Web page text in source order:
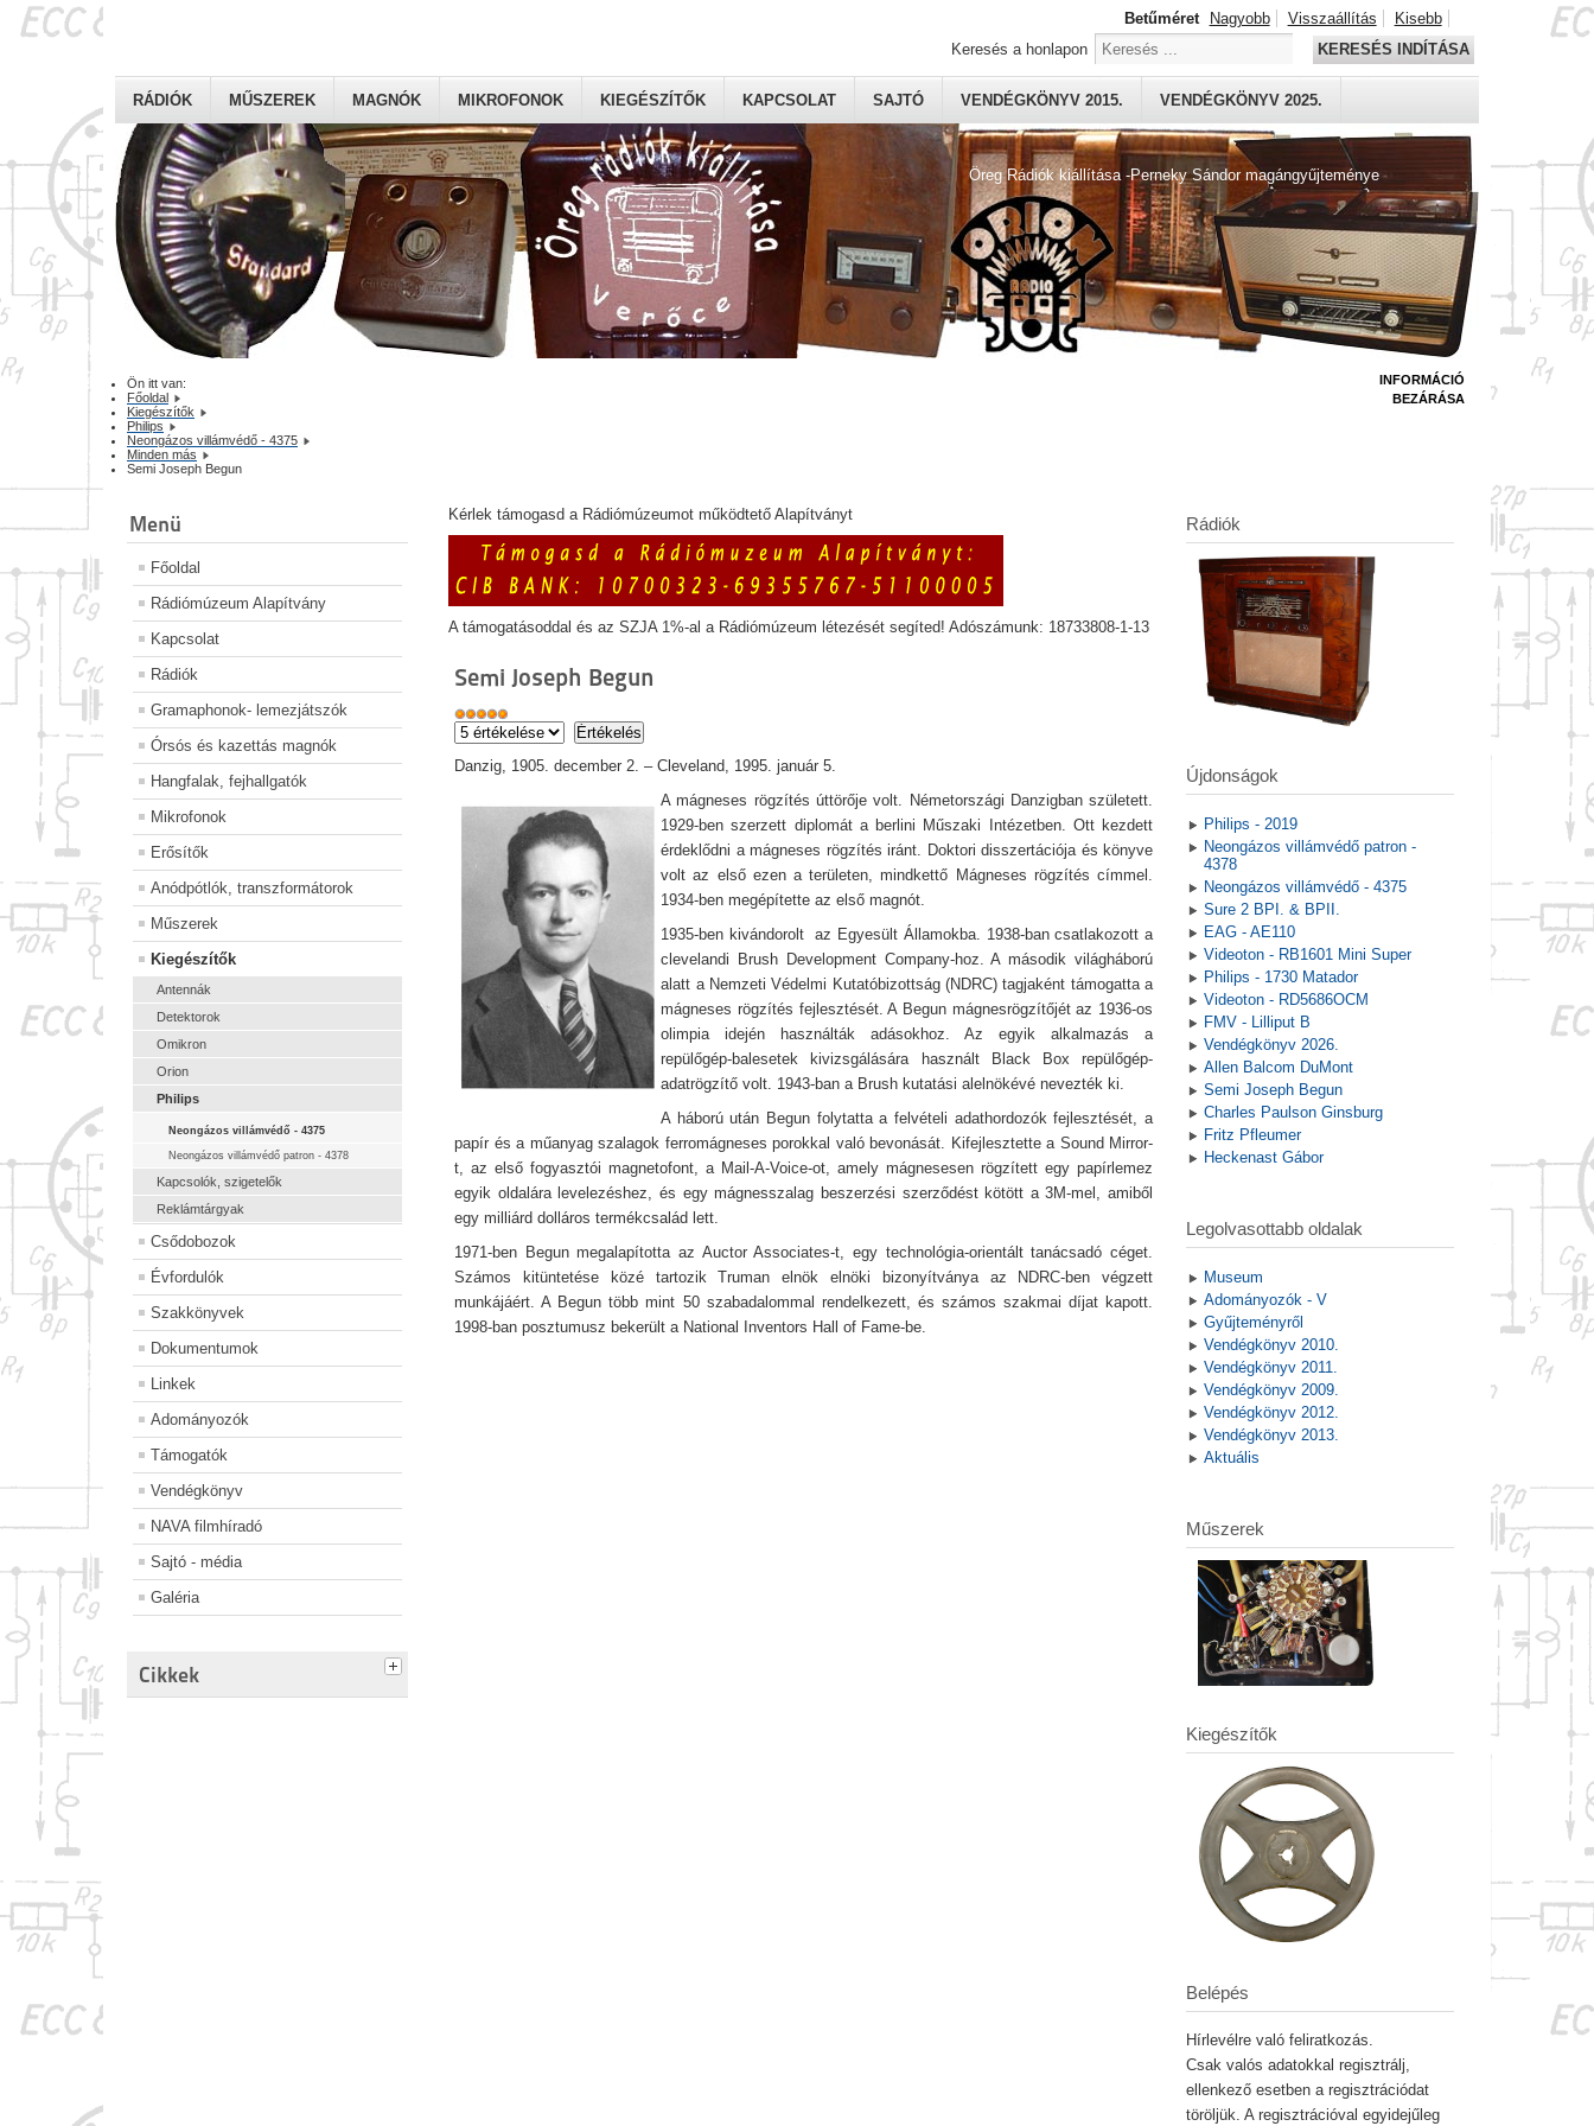
Öreg Rádiók kiállítása -Perneky Sándor magángyűjteménye
RÁDIÓK MŰSZEREK MAGNÓK MIKROFONOK KIEGÉSZÍTŐK KAPCSOLAT SAJTÓ VENDÉGKÖNYV 2015. VENDÉGKÖNYV 2025.
Betűméret Nagyobb Visszaállítás
Kisebb
Keresés a honlapon
KERESÉS INDÍTÁSA
Ön itt van:
Főoldal
Kiegészítők
Philips
Neongázos villámvédő - 4375
Minden más
Semi Joseph Begun
Menü
Főoldal
Rádiómúzeum Alapítvány
Kapcsolat
Rádiók
Gramaphonok- lemezjátszók
Órsós és kazettás magnók
Hangfalak, fejhallgatók
Mikrofonok
Erősítők
Anódpótlók, transzformátorok
Műszerek
Kiegészítők
Antennák
Detektorok
Omikron
Orion
Philips
Neongázos villámvédő - 4375
Neongázos villámvédő patron - 4378
Kapcsolók, szigetelők
Reklámtárgyak
Csődobozok
Évfordulók
Szakkönyvek
Dokumentumok
Linkek
Adományozók
Támogatók
Vendégkönyv
NAVA filmhíradó
Sajtó - média
Galéria
Cikkek
Kérlek támogasd a Rádiómúzeumot működtető Alapítványt
A támogatásoddal és az SZJA 1%-al a Rádiómúzeum létezését segíted! Adószámunk: 18733808-1-13
Semi Joseph Begun
Danzig, 1905. december 2. – Cleveland, 1995. január 5.
A mágneses rögzítés úttörője volt. Németországi Danzigban született.
1929-ben szerzett diplomát a berlini Műszaki Intézetben. Ott kezdett
érdeklődni a mágneses rögzítés iránt. Doktori disszertációja és könyve
volt az első ezen a területen, mindkettő Mágneses rögzítés címmel.
1934-ben megépítette az első magnót.
1935-ben kivándorolt az Egyesült Államokba. 1938-ban csatlakozott a
clevelandi Brush Development Company-hoz. A második világháború
alatt a Nemzeti Védelmi Kutatóbizottság (NDRC) tagjaként támogatta a
mágneses rögzítés fejlesztését. A Begun mágnesrögzítőjét az 1936-os
olimpia idején használták adásokhoz. Az egyik alkalmazás a
repülőgép-balesetek kivizsgálására használt Black Box repülőgép-
adatrögzítő volt. 1943-ban a Brush kutatási alelnökévé nevezték ki.
A háború után Begun folytatta a felvételi adathordozók fejlesztését, a
papír és a műanyag szalagok ferromágneses porokkal való bevonását. Kifejlesztette a Sound Mirror-
t, az első fogyasztói magnetofont, a Mail-A-Voice-ot, amely mágnesesen rögzített egy papírlemez
egyik oldalára levelezéshez, és egy mágnesszalag beszerzési szerződést kötött a 3M-mel, amiből
egy milliárd dolláros termékcsalád lett.
1971-ben Begun megalapította az Auctor Associates-t, egy technológia-orientált tanácsadó céget.
Számos kitüntetése közé tartozik Truman elnök elnöki bizonyítványa az NDRC-ben végzett
munkájáért. A Begun több mint 50 szabadalommal rendelkezett, és számos szakmai díjat kapott.
1998-ban posztumusz bekerült a National Inventors Hall of Fame-be.
INFORMÁCIÓ
BEZÁRÁSA
Rádiók
Újdonságok
Philips - 2019
Neongázos villámvédő patron -
4378
Neongázos villámvédő - 4375
Sure 2 BPI. & BPII.
EAG - AE110
Videoton - RB1601 Mini Super
Philips - 1730 Matador
Videoton - RD5686OCM
FMV - Lilliput B
Vendégkönyv 2026.
Allen Balcom DuMont
Semi Joseph Begun
Charles Paulson Ginsburg
Fritz Pfleumer
Heckenast Gábor
Legolvasottabb oldalak
Museum
Adományozók - V
Gyűjteményről
Vendégkönyv 2010.
Vendégkönyv 2011.
Vendégkönyv 2009.
Vendégkönyv 2012.
Vendégkönyv 2013.
Aktuális
Műszerek
Kiegészítők
Belépés
Hírlevélre való feliratkozás.
Csak valós adatokkal regisztrálj,
ellenkező esetben a regisztrációdat
töröljük. A regisztrációval egyidejűleg